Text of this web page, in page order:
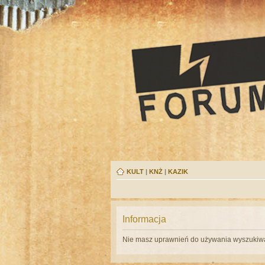
KULT | KNŻ | KAZIK
Informacja
Nie masz uprawnień do używania